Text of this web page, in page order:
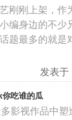
刚刚上架，
编身边的不少
题最多的就是
发表
吃谁的瓜
影视作品中